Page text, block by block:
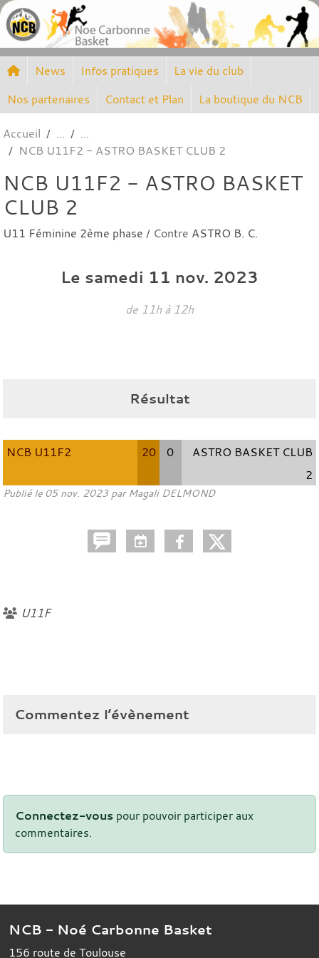
News Infos pratiques
La vie du club
Nos partenaires
Contact et Plan La boutique du NCB
Accueil
NCB U11F2 - ASTRO BASKET CLUB 2
NCB U11F2 - ASTRO BASKET
CLUB 2
U11 Féminine 2ème phase / Contre ASTRO B. C.
Le samedi 11 nov. 2023
de 11h à 12h
Résultat
NCB U11F2 20 0
ASTRO BASKET CLUB
2
Publié le 05 nov. 2023par Magali DELMOND
U11F
Commentez l’évènement
Connectez-vous pour pouvoir participer aux
commentaires.
NCB - Noé Carbonne Basket
156 route de Toulouse
Panneau de gestion des cookies